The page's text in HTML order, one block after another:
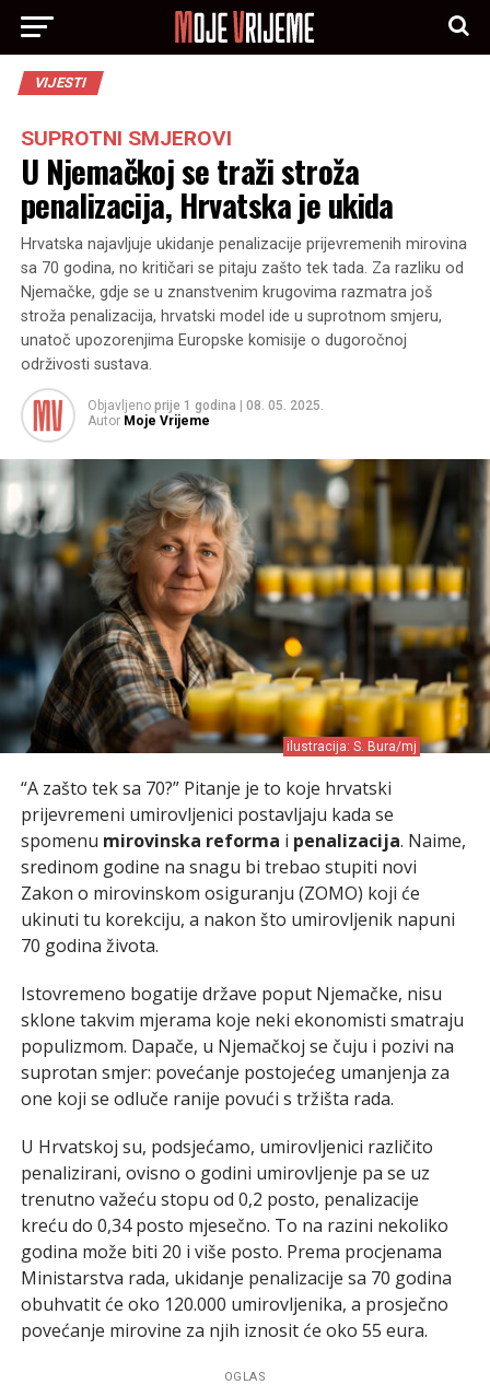
VIJESTI
SUPROTNI SMJEROVI
U Njemačkoj se traži stroža
penalizacija, Hrvatska je ukida
Hrvatska najavljuje ukidanje penalizacije prijevremenih mirovina
sa 70 godina, no kritičari se pitaju zašto tek tada. Za razliku od
Njemačke, gdje se u znanstvenim krugovima razmatra još
stroža penalizacija, hrvatski model ide u suprotnom smjeru,
unatoč upozorenjima Europske komisije o dugoročnoj
održivosti sustava.
Objavljeno prije 1 godina
08. 05. 2025.
Autor Moje Vrijeme
ilustracija: S. Bura/mj
“A zašto tek sa 70?” Pitanje je to koje hrvatski
prijevremeni umirovljenici postavljaju kada se
spomenu mirovinska reforma i penalizacija. Naime,
sredinom godine na snagu bi trebao stupiti novi
Zakon o mirovinskom osiguranju (ZOMO) koji će
ukinuti tu korekciju, a nakon što umirovljenik napuni
70 godina života.
Istovremeno bogatije države poput Njemačke, nisu
sklone takvim mjerama koje neki ekonomisti smatraju
populizmom. Dapače, u Njemačkoj se čuju i pozivi na
suprotan smjer: povećanje postojećeg umanjenja za
one koji se odluče ranije povući s tržišta rada.
U Hrvatskoj su, podsjećamo, umirovljenici različito
penalizirani, ovisno o godini umirovljenje pa se uz
trenutno važeću stopu od 0,2 posto, penalizacije
kreću do 0,34 posto mjesečno. To na razini nekoliko
godina može biti 20 i više posto. Prema procjenama
Ministarstva rada, ukidanje penalizacije sa 70 godina
obuhvatit će oko 120.000 umirovljenika, a prosječno
povećanje mirovine za njih iznosit će oko 55 eura.
OGLAS